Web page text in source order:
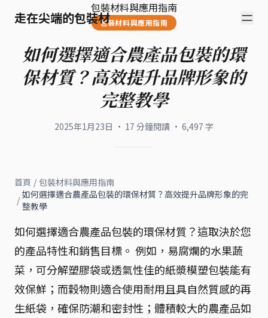
走在尖端的包裝材
包裝材料與應用指南
包裝材料與應用指南
如何選擇適合農產品包裝的環
保材質？高效提升品牌形象的
完整教學
2025年1月23日 · 17 分鐘閱讀 · 6,497 字
首頁 / 包裝材料與應用指南
/ 如何選擇適合農產品包裝的環保材質？高效提升品牌形象的完
整教學
如何選擇適合農產品包裝的環保材質？這取決於您
的產品特性和銷售目標。 例如，易腐爛的水果蔬
菜，可分解塑膠袋或透氣性佳的紙漿模塑包裝能有
效保鮮；而穀物則適合使用耐用且具自然質感的再
生紙袋，確保防潮和密封性；體積較大的農產品如